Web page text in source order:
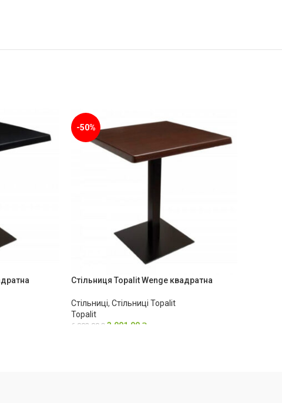
-50%
Стільниця Topalit Wenge квадратна
Стільниці, Стільниці Topalit
Topalit
6,002.00 ₴ 3,001.00 ₴